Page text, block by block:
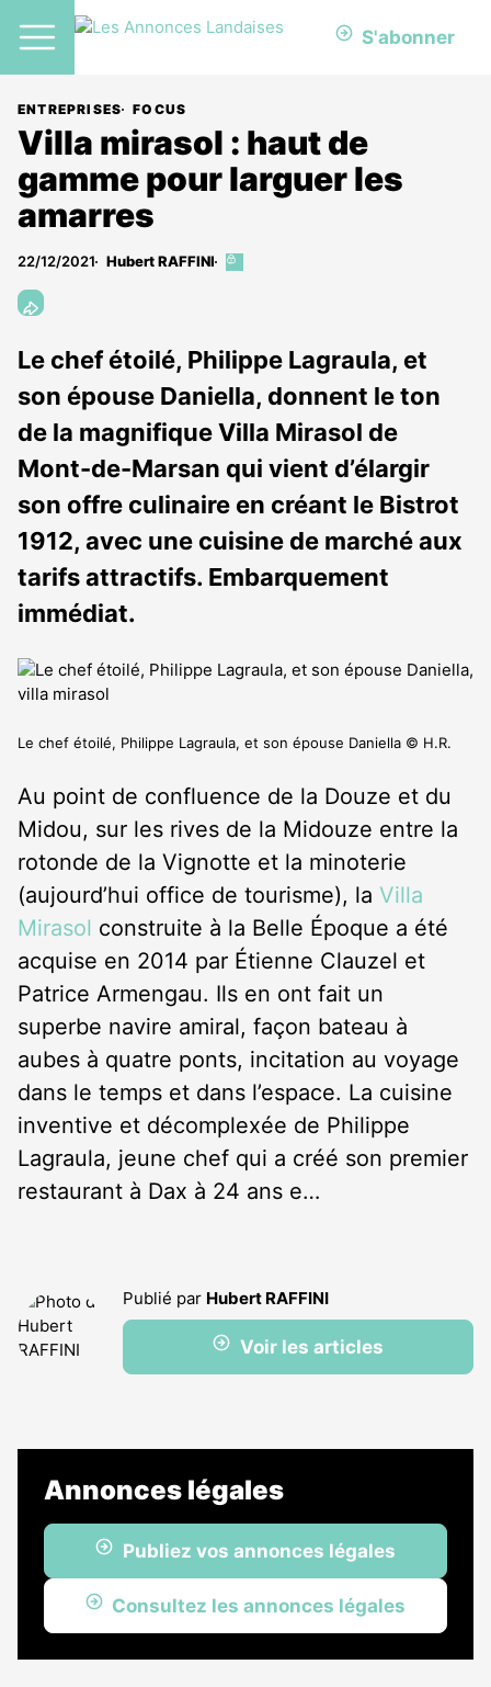
S'abonner
ENTREPRISES FOCUS
Villa mirasol : haut de
gamme pour larguer les
amarres
22/12/2021 Hubert RAFFINI
Cet
aux
abonnés
Le chef étoilé, Philippe Lagraula, et
son épouse Daniella, donnent le ton
de la magnifique Villa Mirasol de
Mont-de-Marsan qui vient d’élargir
son offre culinaire en créant le Bistrot
1912, avec une cuisine de marché aux
tarifs attractifs. Embarquement
immédiat.
Le chef étoilé, Philippe Lagraula, et son épouse Daniella © H.R.
Au point de confluence de la Douze et du
Midou, sur les rives de la Midouze entre la
rotonde de la Vignotte et la minoterie
(aujourd’hui office de tourisme), la Villa
Mirasol construite à la Belle Époque a été
acquise en 2014 par Étienne Clauzel et
Patrice Armengau. Ils en ont fait un
superbe navire amiral, façon bateau à
aubes à quatre ponts, incitation au voyage
dans le temps et dans l’espace. La cuisine
inventive et décomplexée de Philippe
Lagraula, jeune chef qui a créé son premier
restaurant à Dax à 24 ans e…
Publié par Hubert RAFFINI
Voir les articles
Annonces légales
Publiez vos annonces légales
Consultez les annonces légales